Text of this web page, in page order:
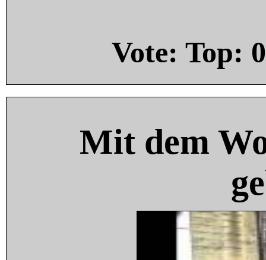
Vote: Top: 0
Mit dem